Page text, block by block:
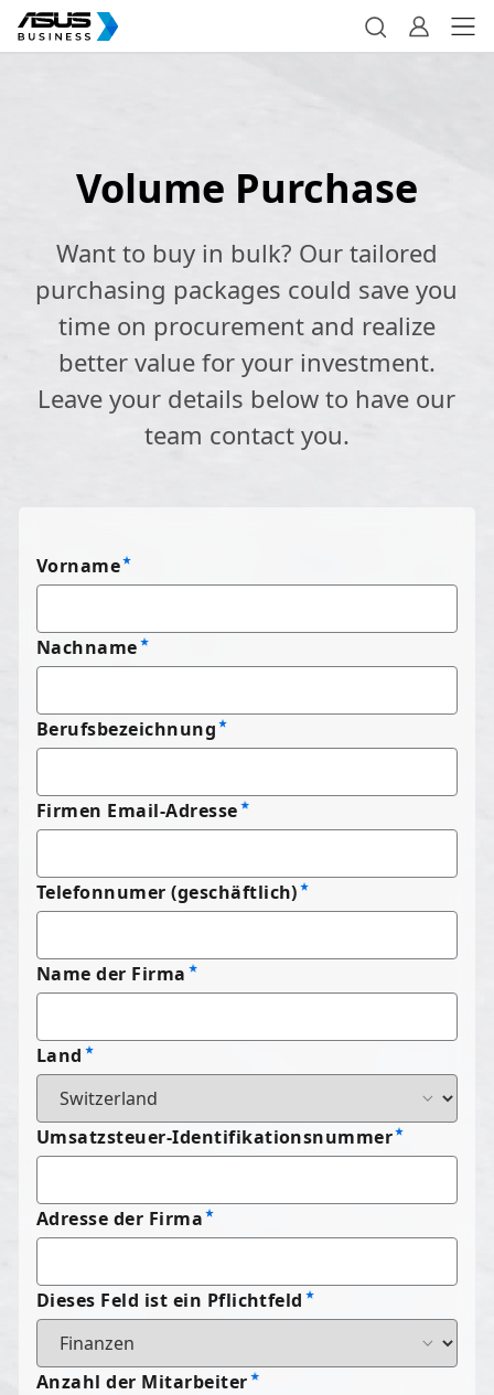
Volume Purchase
Want to buy in bulk? Our tailored
purchasing packages could save you
time on procurement and realize
better value for your investment.
Leave your details below to have our
team contact you.
Vorname
Nachname
Berufsbezeichnung
Firmen Email-Adresse
Telefonnumer (geschäftlich)
Name der Firma
Land
Umsatzsteuer-Identifikationsnummer
Adresse der Firma
Dieses Feld ist ein Pflichtfeld
Anzahl der Mitarbeiter